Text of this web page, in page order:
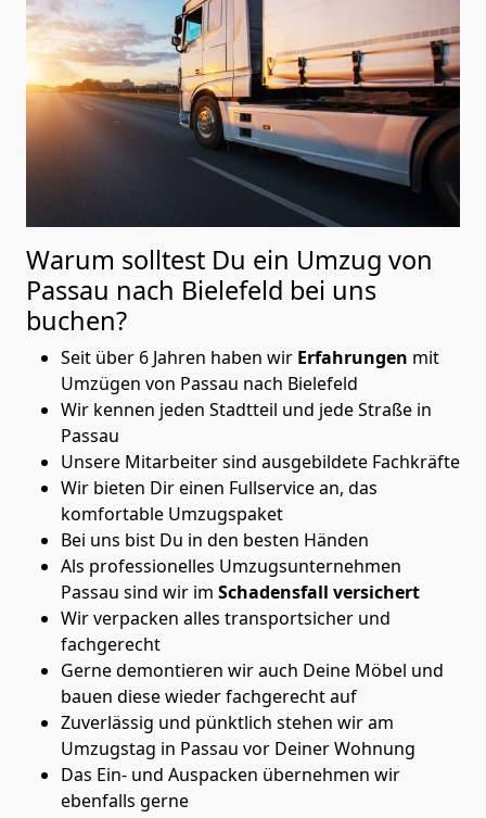
Warum solltest Du ein Umzug von
Passau nach Bielefeld bei uns
buchen?
Seit über 6 Jahren haben wir Erfahrungen mit
Umzügen von Passau nach Bielefeld
Wir kennen jeden Stadtteil und jede Straße in
Passau
Unsere Mitarbeiter sind ausgebildete Fachkräfte
Wir bieten Dir einen Fullservice an, das
komfortable Umzugspaket
Bei uns bist Du in den besten Händen
Als professionelles Umzugsunternehmen
Passau sind wir im Schadensfall versichert
Wir verpacken alles transportsicher und
fachgerecht
Gerne demontieren wir auch Deine Möbel und
bauen diese wieder fachgerecht auf
Zuverlässig und pünktlich stehen wir am
Umzugstag in Passau vor Deiner Wohnung
Das Ein- und Auspacken übernehmen wir
ebenfalls gerne